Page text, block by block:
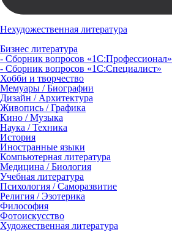
Нехудожественная литература
Бизнес литература
- Сборник вопросов «1С:Профессионал»
- Сборник вопросов «1С:Специалист»
Хобби и творчество
Мемуары / Биографии
Дизайн / Архитектура
Живопись / Графика
Кино / Музыка
Наука / Техника
История
Иностранные языки
Компьютерная литература
Медицина / Биология
Учебная литература
Психология / Саморазвитие
Религия / Эзотерика
Философия
Фотоискусство
Художественная литература